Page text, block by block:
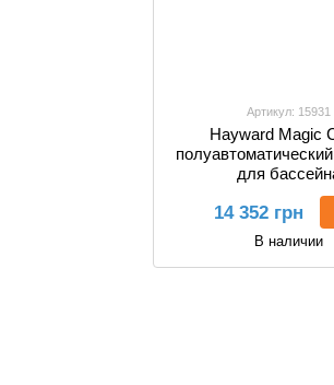
Артикул: 15931
Hayward Magic
для
14 352 грн
В наличии